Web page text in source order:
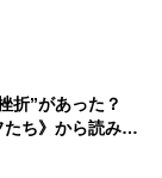
折”があった？
たち》から読み解